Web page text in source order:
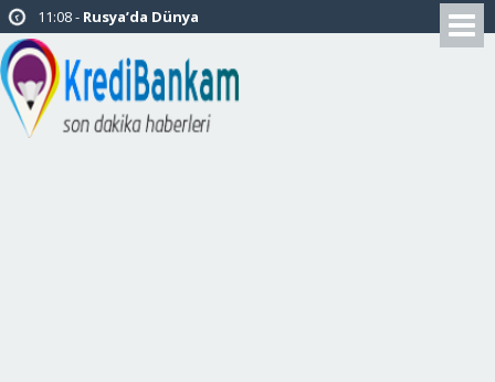
11:08 - Rusya’da Dünya
Kupası için Oteller Bitcoin de
Kabul Edecek
14:09 -Mattis: PKK’nın